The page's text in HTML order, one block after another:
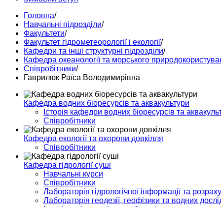
Головна/
Навчальні підрозділи/
Факультети/
Факультет гідрометеорології і екології/
Кафедри та інші структурні підрозділи/
Кафедра океанології та морського
Співробітники/
Гаврилюк Раїса Володимирівна
Кафедра водних біоресурсів та аквакультури
Історія кафедри водних біоресурсів та
Співробітники
Кафедра екології та охорони довкілля
Співробітники
Кафедра гідрології суші
Навчальні курси
Співробітники
Лабораторія гідрологічної інформації та
Лабораторія геодезії, геофізики та водних